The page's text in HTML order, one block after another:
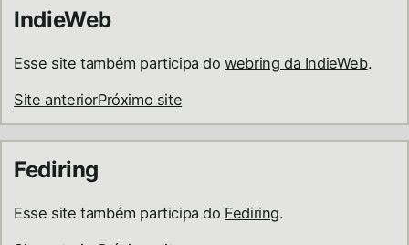
IndieWeb
Esse site também participa dowebring da IndieWeb.
Site anteriorPróximo site
Fediring
Esse site também participa do Fediring.